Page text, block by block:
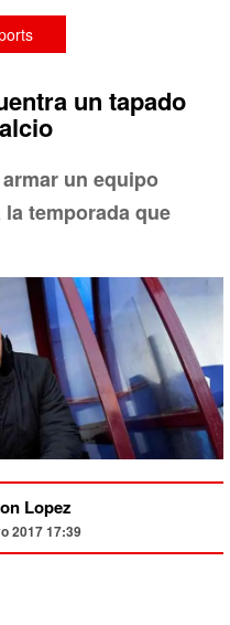
un tapado
un equipo
temporada que
Lopez
2017 17:39